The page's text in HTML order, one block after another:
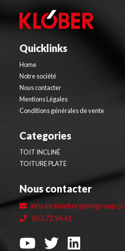
Quicklinks
Home
Notre société
Nous contacter
Mentions Légales
Conditions générales de vente
Categories
TOIT INCLINÉ
TOITURE PLATE
Nous contacter
053.72.96.61